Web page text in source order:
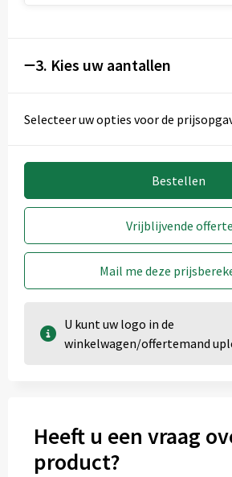
3. Kies uw aantallen
Selecteer uw opties voor de
Bestellen
Vrijblijvende offerte
Mail me deze
U kunt uw logo in de
winkelwagen/offertemand
Heeft u een vraag
product?